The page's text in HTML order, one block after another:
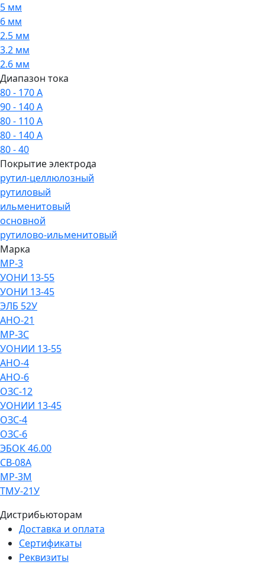
5 мм
6 мм
2.5 мм
3.2 мм
2.6 мм
Диапазон тока
80 - 170 А
90 - 140 А
80 - 110 А
80 - 140 А
80 - 40
Покрытие электрода
рутил-целлюлозный
рутиловый
ильменитовый
основной
рутилово-ильменитовый
Марка
МР-3
УОНИ 13-55
УОНИ 13-45
ЭЛБ 52У
АНО-21
МР-3С
УОНИИ 13-55
АНО-4
АНО-6
ОЗС-12
УОНИИ 13-45
ОЗС-4
ОЗС-6
ЭБОК 46.00
СВ-08А
МР-3М
ТМУ-21У
Дистрибьюторам
Доставка и оплата
Сертификаты
Реквизиты